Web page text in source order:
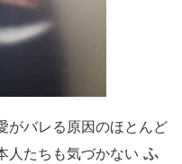
がバレる原因のほとんど
人たちも気づかない ふ